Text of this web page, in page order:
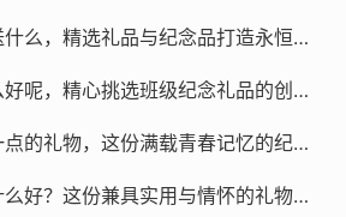
毕业定制班级礼物送什么，精选礼品与纪念品打造永恒回忆
毕业班级礼物送什么好呢，精心挑选班级纪念礼品的创意与实用指南
送班级同学什么好一点的礼物，这份满载青春记忆的纪念品值得珍藏
护理毕业纪念品送什么好？这份兼具实用与情怀的礼物清单请查收